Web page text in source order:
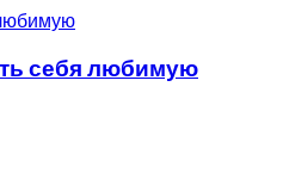
себя любимую